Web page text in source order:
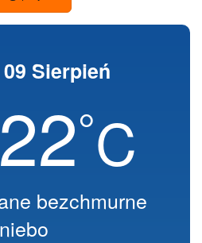
09 Sierpień
22°C
bezchmurne
niebo